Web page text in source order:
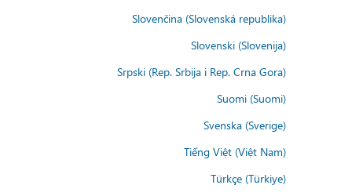
Slovenčina (Slovenská republika)
Slovenski (Slovenija)
Srpski (Rep. Srbija i Rep. Crna Gora)
Suomi (Suomi)
Svenska (Sverige)
Tiếng Việt (Việt Nam)
Türkçe (Türkiye)